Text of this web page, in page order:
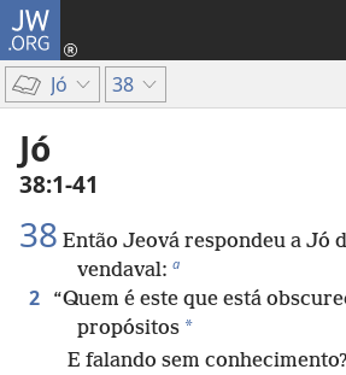
JW.ORG
Jó 38
Jó
38:1-41
38 Então Jeová respondeu a Jó
vendaval: a
2
“Quem é este que está
propósitos *
E falando sem conhecimento?